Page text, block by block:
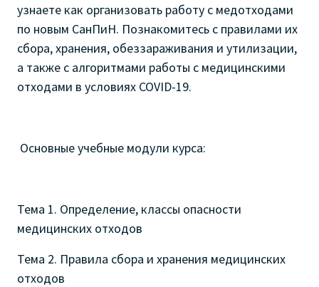
узнаете как организовать работу с медотходами
по новым СанПиН. Познакомитесь с правилами их
сбора, хранения, обеззараживания и утилизации,
а также с алгоритмами работы с медицинскими
отходами в условиях COVID-19.
Основные учебные модули курса:
Тема 1. Определение, классы опасности
медицинских отходов
Тема 2. Правила сбора и хранения медицинских
отходов